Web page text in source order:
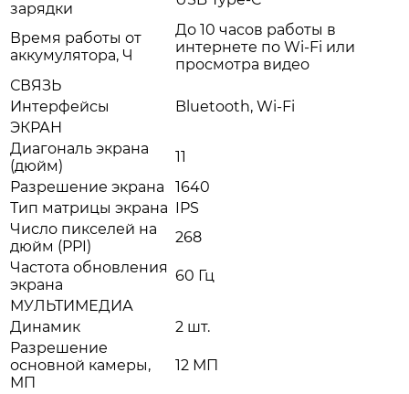
зарядки
Время работы от
аккумулятора, Ч
До 10 часов работы в
интернете по Wi‑Fi или
просмотра видео
СВЯЗЬ
Интерфейсы
Bluetooth, Wi-Fi
ЭКРАН
Диагональ экрана
(дюйм)
11
Разрешение экрана
1640
Тип матрицы экрана IPS
Число пикселей на
дюйм (PPI)
268
Частота обновления
экрана
60 Гц
МУЛЬТИМЕДИА
Динамик
2 шт.
Разрешение
основной камеры,
МП
12 МП